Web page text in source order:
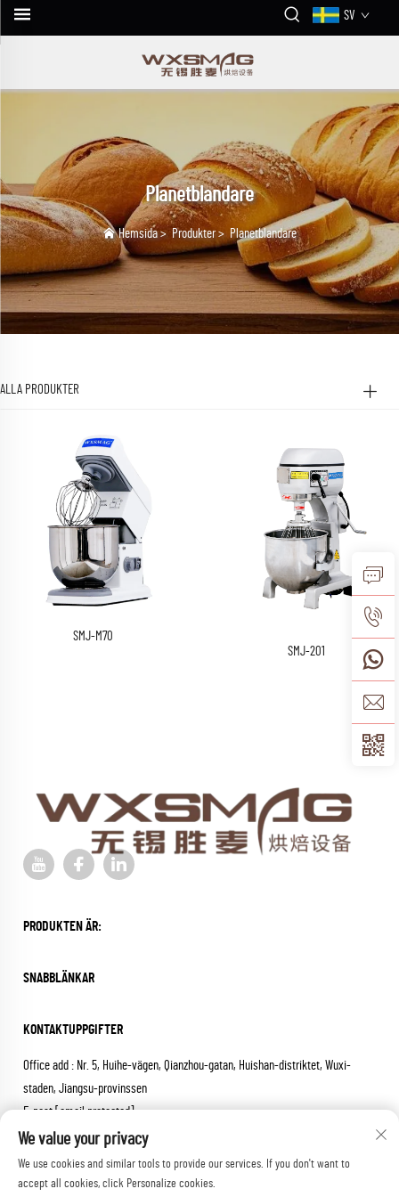
SV
Planetblandare
Hemsida> Produkter> Planetblandare
ALLA PRODUKTER
SMJ-M70
SMJ-201
PRODUKTEN ÄR:
SNABBLÄNKAR
KONTAKTUPPGIFTER
Office add : Nr. 5, Huihe-vägen, Qianzhou-gatan, Huishan-distriktet, Wuxi-
staden, Jiangsu-provinssen
E-post:[email protected]
Tel: +86-18652826331
Copyright © 2026 wuxi sheng mai machinery co.,ltd. Alla rättigheter
We value your privacy
We use cookies and similar tools to provide our services. If you don't want to
accept all cookies, click Personalize cookies.